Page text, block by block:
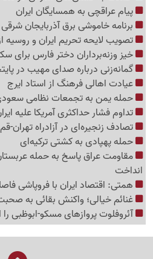
پیام عراقچی به همسایگان ایران
برنامه خاموشی برق آذربایجان شرقی فردا
تصویب لایحه تحریم ایران و روسیه
خیز وزنه‌برداران دختر فارس برای
گمانه‌زنی درباره صدای مهیب در
عیادت اهالی فرهنگ از استاد ایرج
حمله یمن به تجمعات نظامی
تداوم فشار حداکثری آمریکا علیه
تصادف زنجیره‌ای در آزادراه تهران-قم
حمله پهپادی به کشتی ترکیه‌ای
مقاومت عراق پاسخ به حمله
انداخت
همتی: اقتصاد ایران با فروپاشی
غنائم خیالی؛ واکنش بقائی به
آئروفلوت پروازهای مسکو-ابوظبی